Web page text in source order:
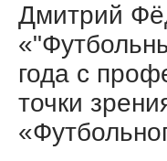
Дмитрий
года с
точки